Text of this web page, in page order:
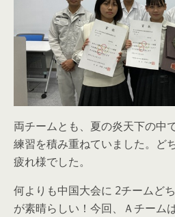
両チームとも、夏の炎天下の中
練習を積み重ねていました。ど
疲れ様でした。
何よりも中国大会に 2チームど
が素晴らしい！今回、Ａチーム